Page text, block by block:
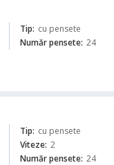
Tip: cu pensete
Număr pensete: 24
Tip: cu pensete
Viteze: 2
Număr pensete: 24